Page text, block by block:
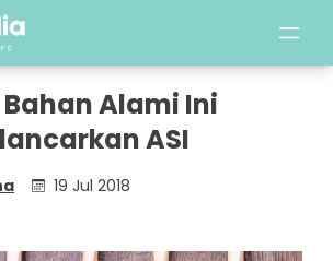
Alami Ini
ASI
19 Jul 2018